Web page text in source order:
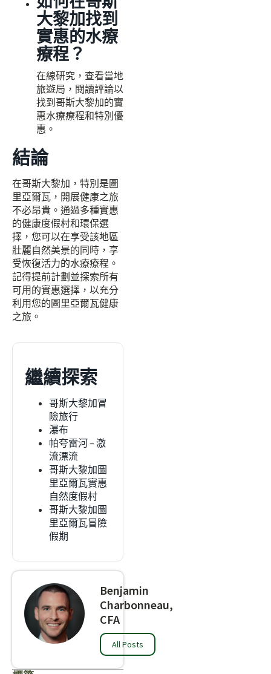
大黎加找到
實惠的水療
療程？
在線研究，查看當地
旅遊局，閱讀評論以
找到哥斯大黎加的實
惠水療療程和特別優
惠。
結論
在哥斯大黎加，特別是圖
里亞爾瓦，開展健康之旅
不必昂貴。通過多種實惠
的健康度假村和環保選
擇，您可以在享受該地區
壯麗自然美景的同時，享
受恢復活力的水療療程。
記得提前計劃並探索所有
可用的實惠選擇，以充分
利用您的圖里亞爾瓦健康
之旅。
繼續探索
哥斯大黎加冒
險旅行
瀑布
帕夸雷河 – 激
流漂流
哥斯大黎加圖
里亞爾瓦實惠
自然度假村
哥斯大黎加圖
里亞爾瓦冒險
假期
Benjamin
Charbonneau,
CFA
All Posts